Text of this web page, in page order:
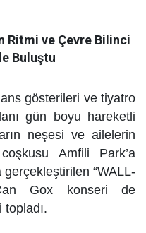
Ritmi ve Çevre Bilinci
Buluştu
gösterileri ve tiyatro
gün boyu hareketli
neşesi ve ailelerin
Amfili Park’a
gerçekleştirilen “WALL-
Gox konseri de
topladı.